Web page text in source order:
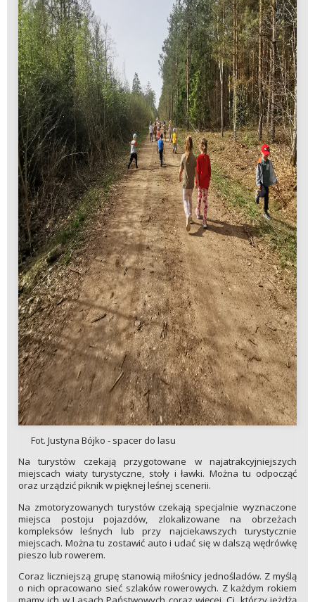
Fot. Justyna Bójko - spacer do lasu
Na turystów czekają przygotowane w najatrakcyjniejszych
miejscach wiaty turystyczne, stoły i ławki. Można tu odpocząć
oraz urządzić piknik w pięknej leśnej scenerii.
Na zmotoryzowanych turystów czekają specjalnie wyznaczone
miejsca postoju pojazdów, zlokalizowane na obrzeżach
kompleksów leśnych lub przy najciekawszych turystycznie
miejscach. Można tu zostawić auto i udać się w dalszą wędrówkę
pieszo lub rowerem.
Coraz liczniejszą grupę stanowią miłośnicy jednośladów. Z myślą
o nich opracowano sieć szlaków rowerowych. Z każdym rokiem